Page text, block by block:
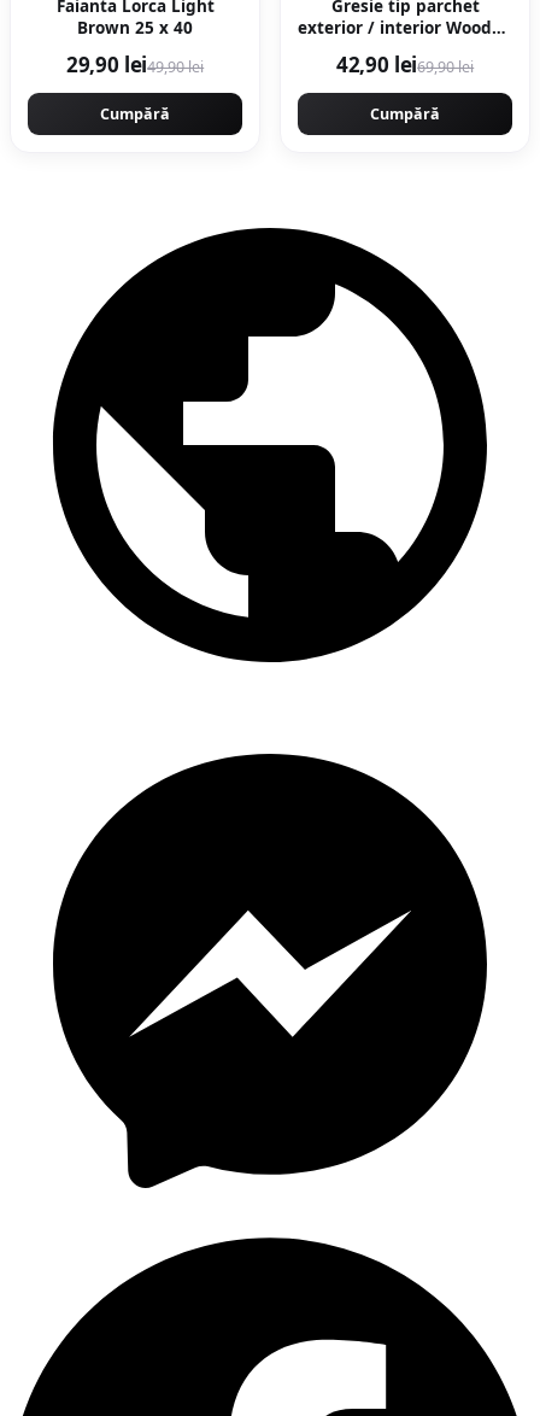
Faianta Lorca Light
Brown 25 x 40
29,90 lei49,90 lei
Cumpără
Gresie tip parchet
exterior / interior Wooden
portelanata
antiderapanta
42,90 lei69,90 lei
Cumpără